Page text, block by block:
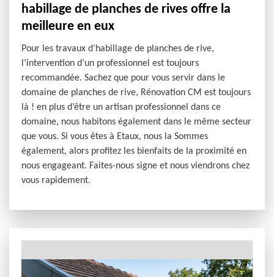
habillage de planches de rives offre la
meilleure en eux
Pour les travaux d’habillage de planches de rive,
l’intervention d’un professionnel est toujours
recommandée. Sachez que pour vous servir dans le
domaine de planches de rive, Rénovation CM est toujours
là ! en plus d’être un artisan professionnel dans ce
domaine, nous habitons également dans le même secteur
que vous. Si vous êtes à Etaux, nous la Sommes
également, alors profitez les bienfaits de la proximité en
nous engageant. Faites-nous signe et nous viendrons chez
vous rapidement.